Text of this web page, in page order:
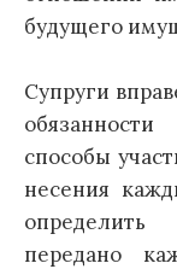
будущего
Супруги
способы
несения
передано